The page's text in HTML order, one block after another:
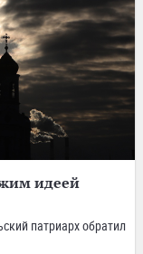
идеей
патриарх обратил